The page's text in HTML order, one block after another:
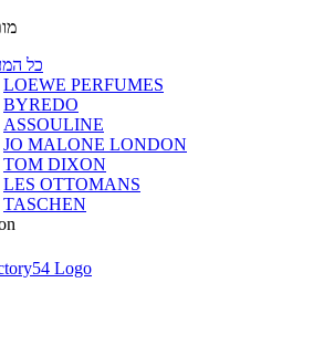
כל
LOEWE PERFUMES
BYREDO
ASSOULINE
JO MALONE LONDON
TOM DIXON
LES OTTOMANS
TASCHEN